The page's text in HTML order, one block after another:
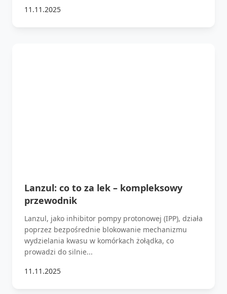
11.11.2025
Lanzul: co to za lek – kompleksowy
przewodnik
Lanzul, jako inhibitor pompy protonowej (IPP), działa
poprzez bezpośrednie blokowanie mechanizmu
wydzielania kwasu w komórkach żołądka, co
prowadzi do silnie...
11.11.2025